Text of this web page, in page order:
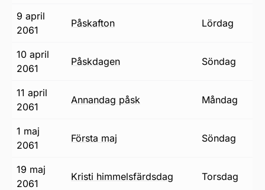
9 april
2061
påskafton lördag
10 april
2061
påskdagen söndag
11 april
2061
annandag påsk måndag
1 maj
2061
första maj söndag
19 maj
2061
Kristi himmelsfärdsdag torsdag